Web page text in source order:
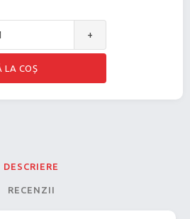
+
DESCRIERE
RECENZII